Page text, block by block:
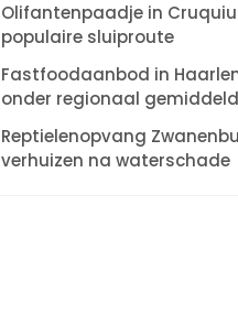
Olifantenpaadje in
populaire sluiproute
Fastfoodaanbod in
onder regionaal gemiddeld
Reptielenopvang
verhuizen na waterschade